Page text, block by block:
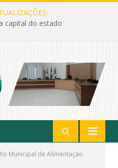
capital do estado
Municipal de Alimentação